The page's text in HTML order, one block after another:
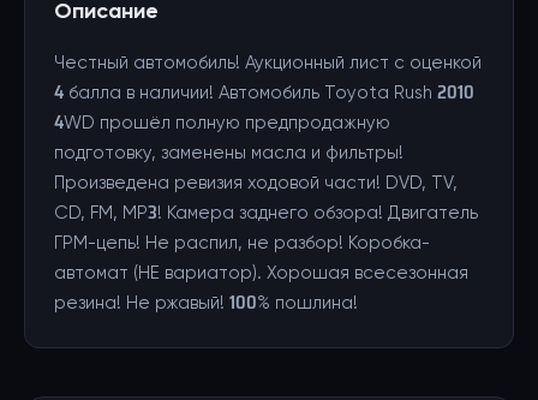
Описание
Честный автомобиль! Аукционный лист с оценкой
4 балла в наличии! Автомобиль Toyota Rush 2010
4WD прошёл полную предпродажную
подготовку, заменены масла и фильтры!
Произведена ревизия ходовой части! DVD, TV,
CD, FM, MP3! Камера заднего обзора! Двигатель
ГРМ-цепь! Не распил, не разбор! Коробка-
автомат (НЕ вариатор). Хорошая всесезонная
резина! Не ржавый! 100% пошлина!